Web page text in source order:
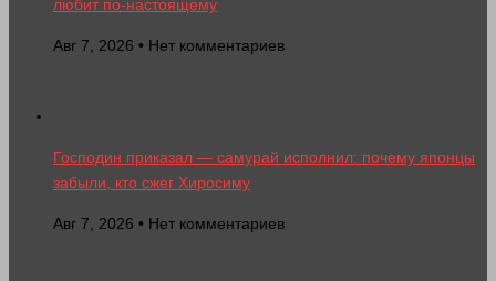
любит по-настоящему
Авг 7, 2026 • Нет комментариев
Господин приказал — самурай исполнил: почему японцы
забыли, кто сжег Хиросиму
Авг 7, 2026 • Нет комментариев